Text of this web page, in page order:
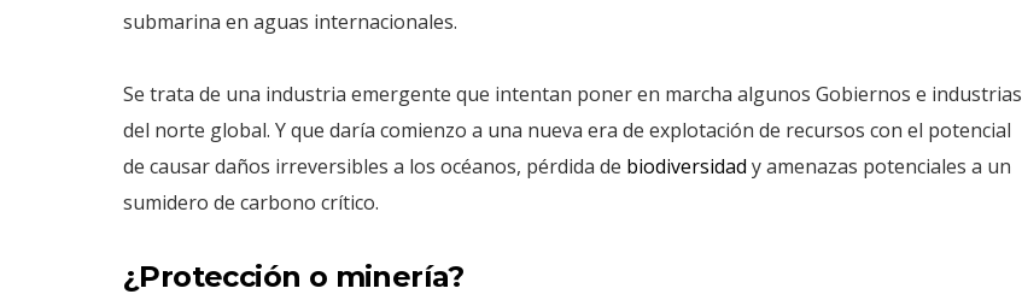
submarina en aguas internacionales.
Se trata de una industria emergente que intentan poner en marcha algunos Gobiernos e industrias
del norte global. Y que daría comienzo a una nueva era de explotación de recursos con el potencial
de causar daños irreversibles a los océanos, pérdida de biodiversidad y amenazas potenciales a un
sumidero de carbono crítico.
¿Protección o minería?